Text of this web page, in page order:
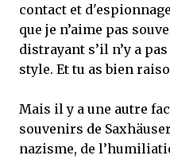
contact et
que je n’aime pas
distrayant s’il n’y a
style. Et tu as bien
Mais il y a une autre
souvenirs de
nazisme, de